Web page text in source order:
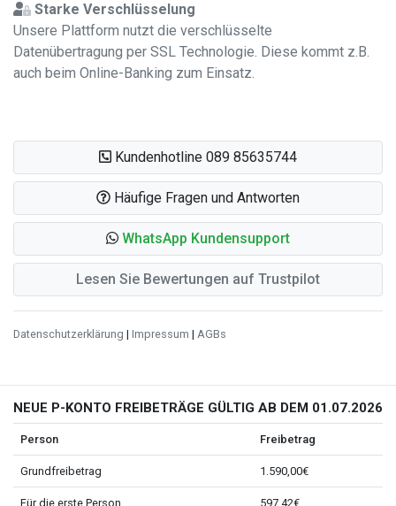
Starke Verschlüsselung
Unsere Plattform nutzt die verschlüsselte
Datenübertragung per SSL Technologie. Diese kommt z.B.
auch beim Online-Banking zum Einsatz.
Kundenhotline 089 85635744
Häufige Fragen und Antworten
WhatsApp Kundensupport
Lesen Sie Bewertungen auf Trustpilot
Datenschutzerklärung | Impressum | AGBs
NEUE P-KONTO FREIBETRÄGE GÜLTIG AB DEM 01.07.2026
Person Freibetrag
Grundfreibetrag 1.590,00€
Für die erste Person 597,42€